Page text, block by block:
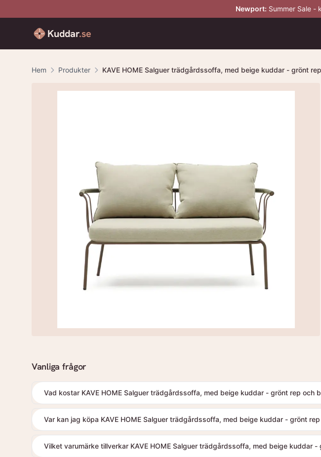
Newport: Summer Sale -
Kuddar.se
Hem Produkter KAVE HOME Salguer trädgårdssoffa, med beige kuddar - grönt
Vanliga frågor
Vad kostar KAVE HOME Salguer trädgårdssoffa, med beige kuddar - grönt rep och
Var kan jag köpa KAVE HOME Salguer trädgårdssoffa, med beige kuddar - grönt
Vilket varumärke tillverkar KAVE HOME Salguer trädgårdssoffa, med beige kuddar